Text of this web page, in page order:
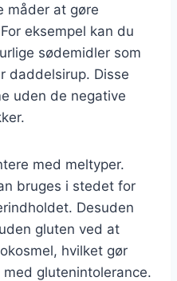
måder at gøre
eksempel kan du
sødemidler som
daddelsirup. Disse
uden de negative
med meltyper.
bruges i stedet for
Desuden
gluten ved at
hvilket gør
glutenintolerance.